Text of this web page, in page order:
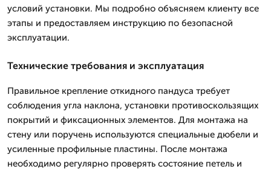
условий установки. Мы подробно объясняем клиенту все
этапы и предоставляем инструкцию по безопасной
эксплуатации.
Технические требования и эксплуатация
Правильное крепление откидного пандуса требует
соблюдения угла наклона, установки противоскользящих
покрытий и фиксационных элементов. Для монтажа на
стену или поручень используются специальные дюбели и
усиленные профильные пластины. После монтажа
необходимо регулярно проверять состояние петель и